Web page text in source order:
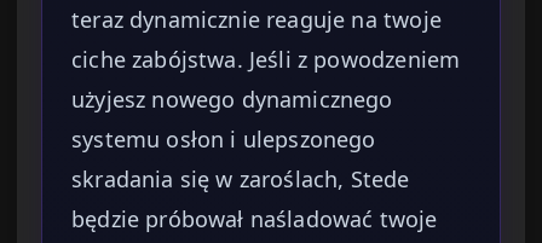
teraz dynamicznie reaguje na twoje
ciche zabójstwa. Jeśli z powodzeniem
użyjesz nowego dynamicznego
systemu osłon i ulepszonego
skradania się w zaroślach, Stede
będzie próbował naśladować twoje